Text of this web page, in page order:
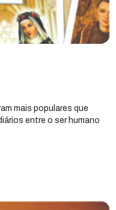
mais populares que
entre o ser humano